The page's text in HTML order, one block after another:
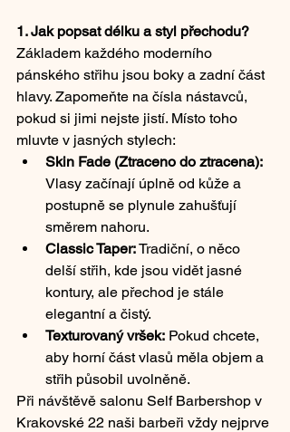
1. Jak popsat délku a styl přechodu?
Základem každého moderního
pánského střihu jsou boky a zadní část
hlavy. Zapomeňte na čísla nástavců,
pokud si jimi nejste jistí. Místo toho
mluvte v jasných stylech:
Skin Fade (Ztraceno do ztracena):
Vlasy začínají úplně od kůže a
postupně se plynule zahušťují
směrem nahoru.
Classic Taper: Tradiční, o něco
delší střih, kde jsou vidět jasné
kontury, ale přechod je stále
elegantní a čistý.
Texturovaný vršek: Pokud chcete,
aby horní část vlasů měla objem a
střih působil uvolněně.
Při návštěvě salonu Self Barbershop v
Krakovské 22 naši barbeři vždy nejprve